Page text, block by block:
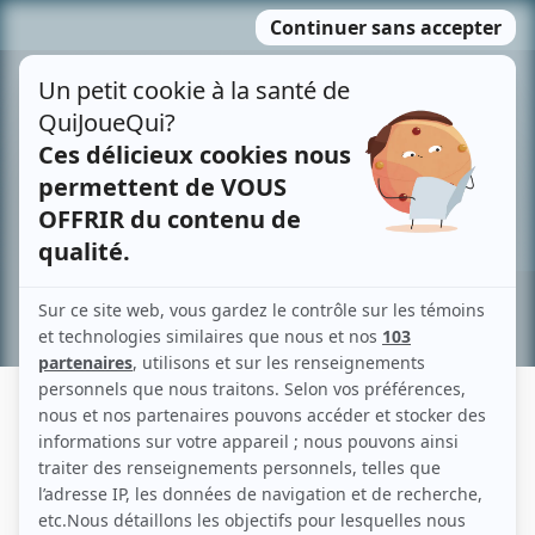
MENU
contenu
Recherche avancée »
MICHAEL HARDING
Liens
Fiche de Michael Harding sur Showbizz.net